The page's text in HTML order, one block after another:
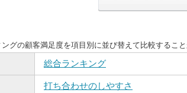
グの顧客満足度を項目別に並び替えて比較すること
総合ランキング
打ち合わせのしやすさ